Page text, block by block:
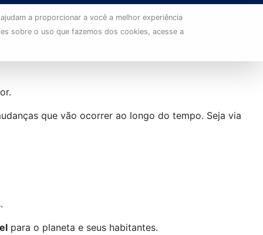
a proporcionar a você a melhor experiência
sobre o uso que fazemos dos cookies, acesse a
que vão ocorrer ao longo do tempo. Seja via
para o planeta e seus habitantes.